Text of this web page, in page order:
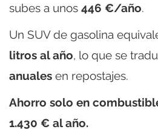
subes a unos 446 €/año.
Un SUV de gasolina
litros al año, lo que se
anuales en repostajes.
Ahorro solo en
1.430 € al año.